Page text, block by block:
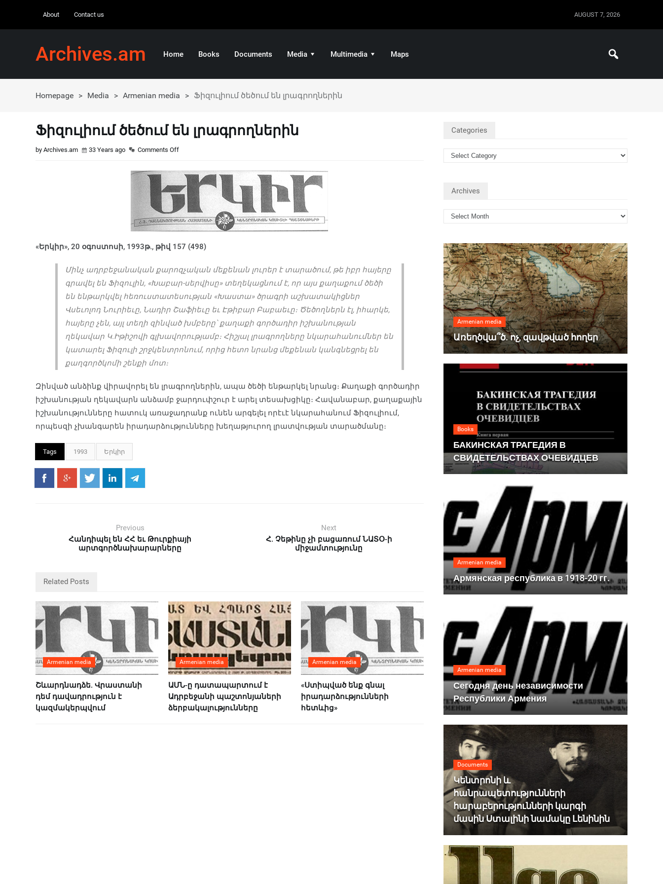
About Contact us AUGUST 7, 2026
Archives.am Home Books Documents Media Multimedia Maps
Homepage > Media > Armenian media > Ֆիզուլիում ծեծում են լրագրողներին
Ֆիզուլիում ծեծում են լրագրողներին
by Archives.am 33 Years ago Comments Off
«Երկիր», 20 օգոստոսի, 1993թ., թիվ 157 (498)
Մինչ ադրբեջանական քարոզչական մեքենան լուրեր է տարածում, թե իբր հայերը
գրավել են Ֆիզուլին, «Խաբար-սերվիսը» տեղեկացնում է, որ այս քաղաքում ծեծի
են ենթարկվել հեռուստատեսության «Խաստա» ծրագրի աշխատակիցներ
Վսեւոլոդ Նուրիեւը, Նադիր Շաֆիեւը եւ Էթիբար Բաբաեւը։ Ծեծողներն էլ, իհարկե,
հայերը չեն, այլ տեղի զինված խմբերը՝ քաղաքի գործադիր իշխանության
ղեկավար Կ.Իթիշովի գլխավորությամբ։ Հիշյալ լրագրողները նկարահանումներ են
կատարել Ֆիզուլի շրջկենտրոնում, որից հետո նրանց մեքենան կանգնեցրել են
քաղգործկոմի շենքի մոտ։
Զինված անձինք վիրավորել են լրագրողներին, ապա ծեծի ենթարկել նրանց։ Քաղաքի գործադիր
իշխանության ղեկավարն անձամբ ջարդուփշուր է արել տեսախցիկը։ Հավանաբար, քաղաքային
իշխանությունները հատուկ առաջադրանք ունեն արգելել որէւէ նկարահանում Ֆիզուլիում,
որպեսզի չխանգարեն իրադարձությունները խեղաթյուրող լրատվության տարածմանը։
Tags 1993 Երկիր
Previous
Հանդիպել են ՀՀ եւ Թուրքիայի
արտգործնախարարները
Next
Հ. Չեթինը չի բացառում ՆԱՏՕ-ի
միջամտությունը
Related Posts
Armenian media
Շևարդնադձե. Վրաստանի
դեմ դավադրություն է
կազմակերպվում
Armenian media
ԱՄՆ-ը դատապարտում է
Ադրբեջանի պաշտոնյաների
ձերբակալությունները
Armenian media
«Ստիպված ենք գնալ
իրադարձությունների
հետևից»
Categories
Archives
Armenian media
Առեղծվա՞ծ. ոչ, զավթված հողեր
Books
БАКИНСКАЯ ТРАГЕДИЯ В
СВИДЕТЕЛЬСТВАХ ОЧЕВИДЦЕВ
Armenian media
Армянская республика в 1918-20 гг.
Armenian media
Сегодня день независимости
Республики Армения
Documents
Կենտրոնի և
հանրապետությունների
հարաբերությունների կարգի
մասին Ստալինի նամակը Լենինին